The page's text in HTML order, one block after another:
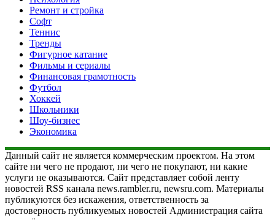
Ремонт и стройка
Софт
Теннис
Тренды
Фигурное катание
Фильмы и сериалы
Финансовая грамотность
Футбол
Хоккей
Школьники
Шоу-бизнес
Экономика
Данный сайт не является коммерческим проектом. На этом
сайте ни чего не продают, ни чего не покупают, ни какие
услуги не оказываются. Сайт представляет собой ленту
новостей RSS канала news.rambler.ru, newsru.com. Материалы
публикуются без искажения, ответственность за
достоверность публикуемых новостей Администрация сайта